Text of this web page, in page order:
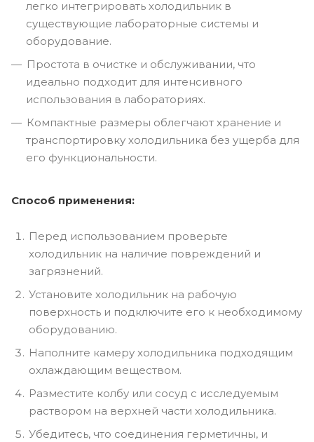
легко интегрировать холодильник в
существующие лабораторные системы и
оборудование.
Простота в очистке и обслуживании, что
идеально подходит для интенсивного
использования в лабораториях.
Компактные размеры облегчают хранение и
транспортировку холодильника без ущерба для
его функциональности.
Способ применения:
Перед использованием проверьте
холодильник на наличие повреждений и
загрязнений.
Установите холодильник на рабочую
поверхность и подключите его к необходимому
оборудованию.
Наполните камеру холодильника подходящим
охлаждающим веществом.
Разместите колбу или сосуд с исследуемым
раствором на верхней части холодильника.
Убедитесь, что соединения герметичны, и